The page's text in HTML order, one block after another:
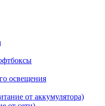
освещения
от аккумулятора)